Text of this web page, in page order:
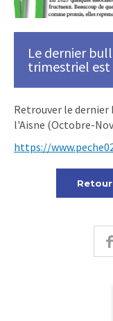
Le dernier
trimestriel
Retrouver le
l'Aisne (Octobre-
https://